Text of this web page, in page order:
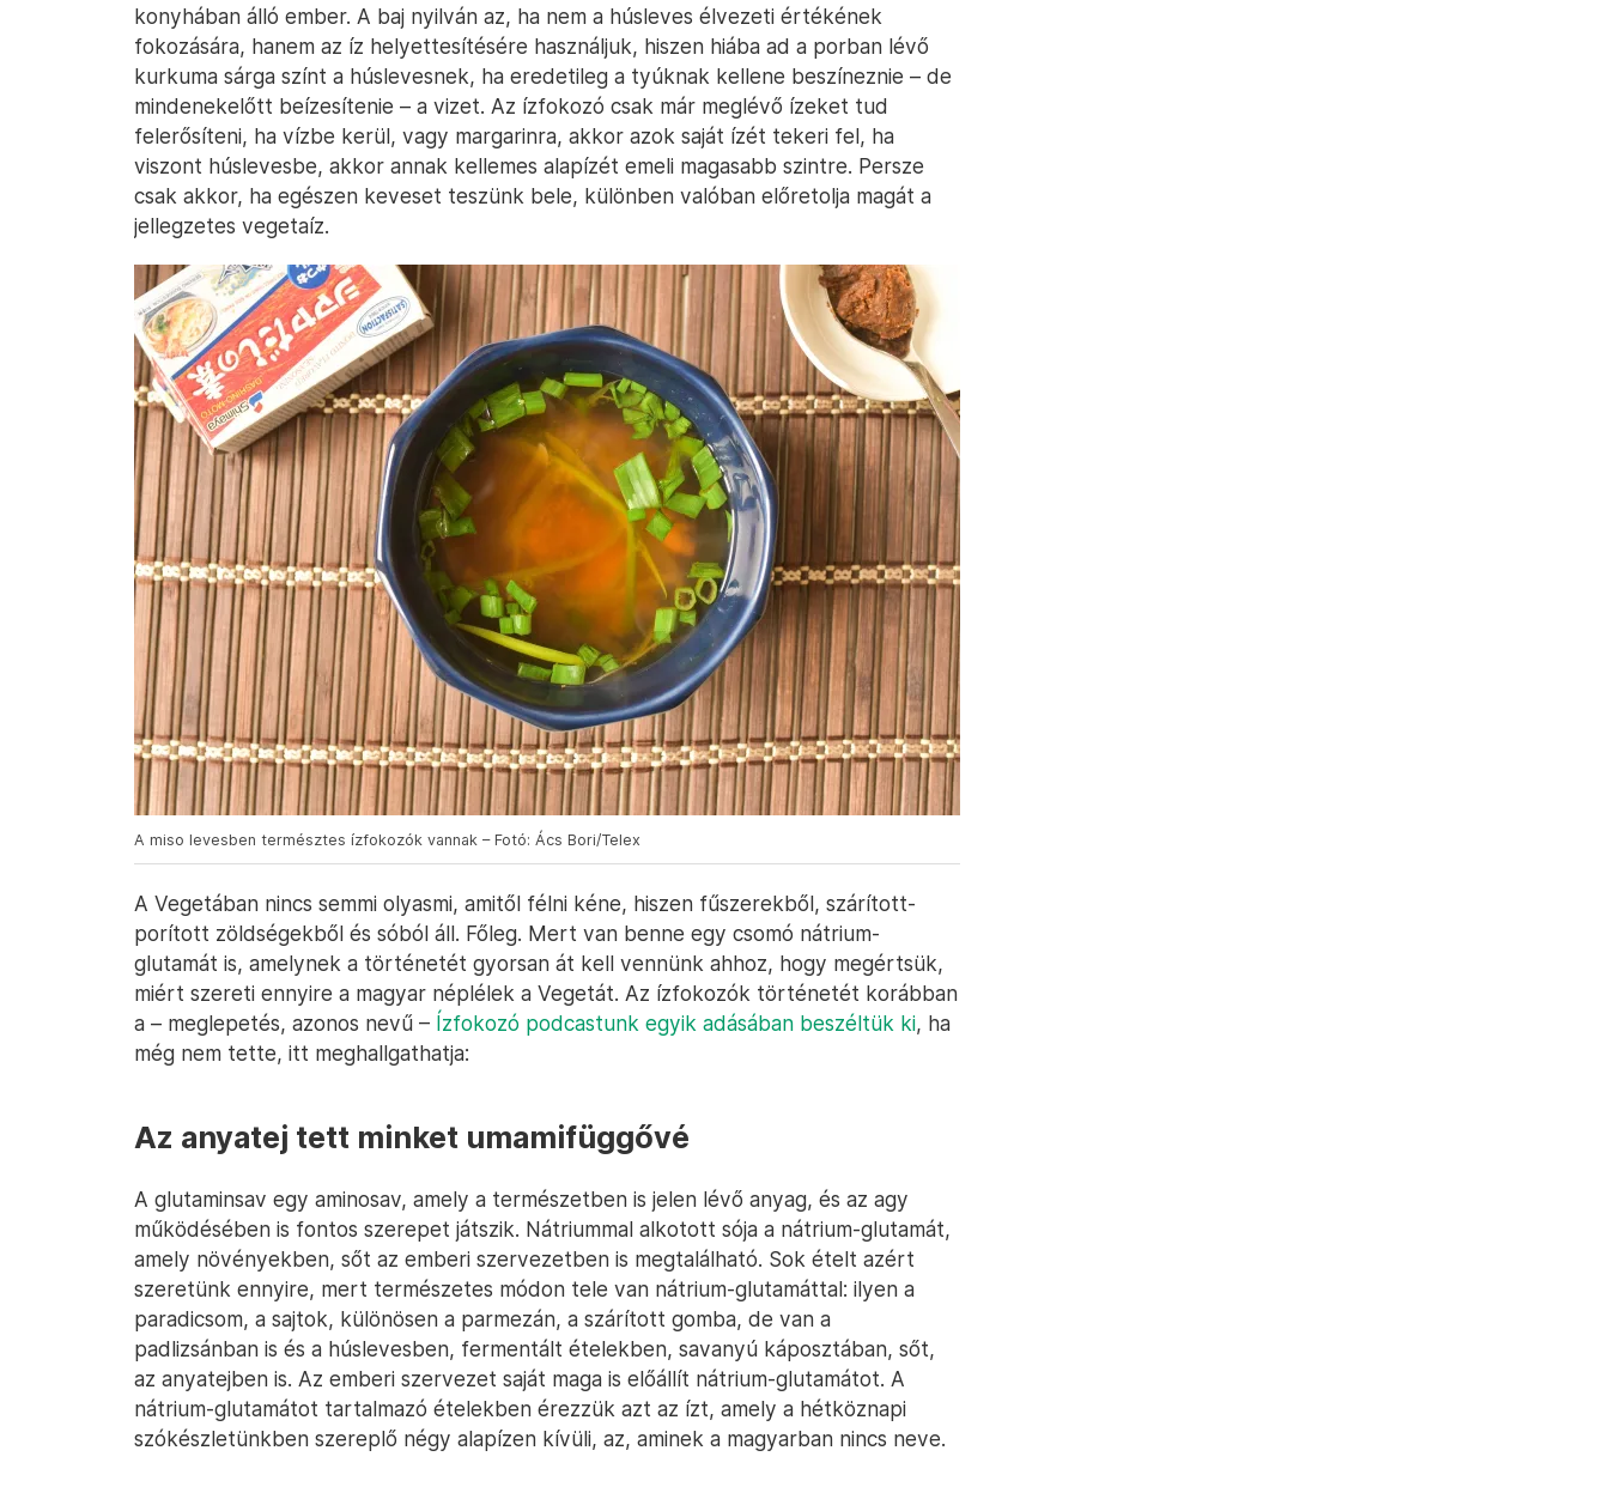
konyhában álló ember. A baj nyilván az, ha nem a húsleves élvezeti értékének
fokozására, hanem az íz helyettesítésére használjuk, hiszen hiába ad a porban lévő
kurkuma sárga színt a húslevesnek, ha eredetileg a tyúknak kellene beszíneznie – de
mindenekelőtt beízesítenie – a vizet. Az ízfokozó csak már meglévő ízeket tud
felerősíteni, ha vízbe kerül, vagy margarinra, akkor azok saját ízét tekeri fel, ha
viszont húslevesbe, akkor annak kellemes alapízét emeli magasabb szintre. Persze
csak akkor, ha egészen keveset teszünk bele, különben valóban előretolja magát a
jellegzetes vegetaíz.
A miso levesben természtes ízfokozók vannak – Fotó: Ács Bori/Telex
A Vegetában nincs semmi olyasmi, amitől félni kéne, hiszen fűszerekből, szárított-
porított zöldségekből és sóból áll. Főleg. Mert van benne egy csomó nátrium-
glutamát is, amelynek a történetét gyorsan át kell vennünk ahhoz, hogy megértsük,
miért szereti ennyire a magyar néplélek a Vegetát. Az ízfokozók történetét korábban
a – meglepetés, azonos nevű – Ízfokozó podcastunk egyik adásában beszéltük ki, ha
még nem tette, itt meghallgathatja:
Az anyatej tett minket umamifüggővé
A glutaminsav egy aminosav, amely a természetben is jelen lévő anyag, és az agy
működésében is fontos szerepet játszik. Nátriummal alkotott sója a nátrium-glutamát,
amely növényekben, sőt az emberi szervezetben is megtalálható. Sok ételt azért
szeretünk ennyire, mert természetes módon tele van nátrium-glutamáttal: ilyen a
paradicsom, a sajtok, különösen a parmezán, a szárított gomba, de van a
padlizsánban is és a húslevesben, fermentált ételekben, savanyú káposztában, sőt,
az anyatejben is. Az emberi szervezet saját maga is előállít nátrium-glutamátot. A
nátrium-glutamátot tartalmazó ételekben érezzük azt az ízt, amely a hétköznapi
szókészletünkben szereplő négy alapízen kívüli, az, aminek a magyarban nincs neve.